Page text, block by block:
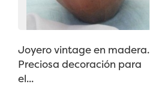
Joyero vintage en madera.
Preciosa decoración para
el...